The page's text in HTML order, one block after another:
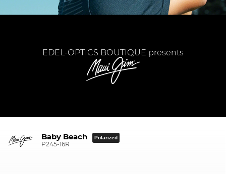
EDEL-OPTICS BOUTIQUE presents
Baby Beach
P245-16R
Polarized